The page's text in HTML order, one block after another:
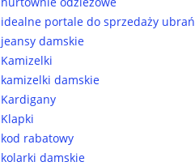
idealne portale do sprzedaży ubrań
jeansy damskie
Kamizelki
kamizelki damskie
Kardigany
Klapki
kod rabatowy
kolarki damskie